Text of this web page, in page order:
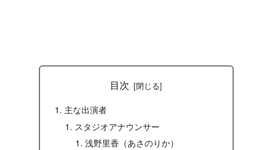
目次
主な出演者
スタジオアナウンサー
浅野里香（あさのりか）